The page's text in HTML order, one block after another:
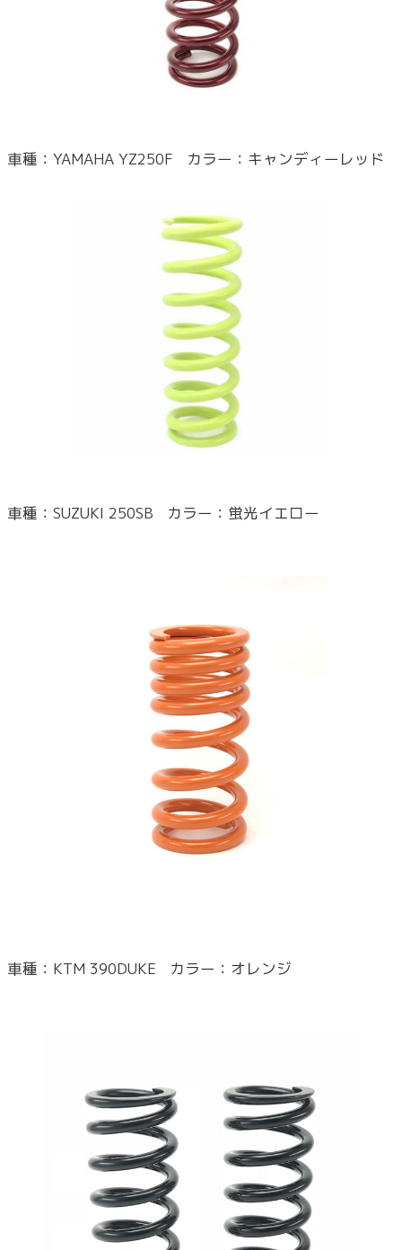
車種：YAMAHA YZ250F カラー：キャンディーレッド
車種：SUZUKI 250SB カラー：蛍光イエロー
車種：KTM 390DUKE カラー：オレンジ